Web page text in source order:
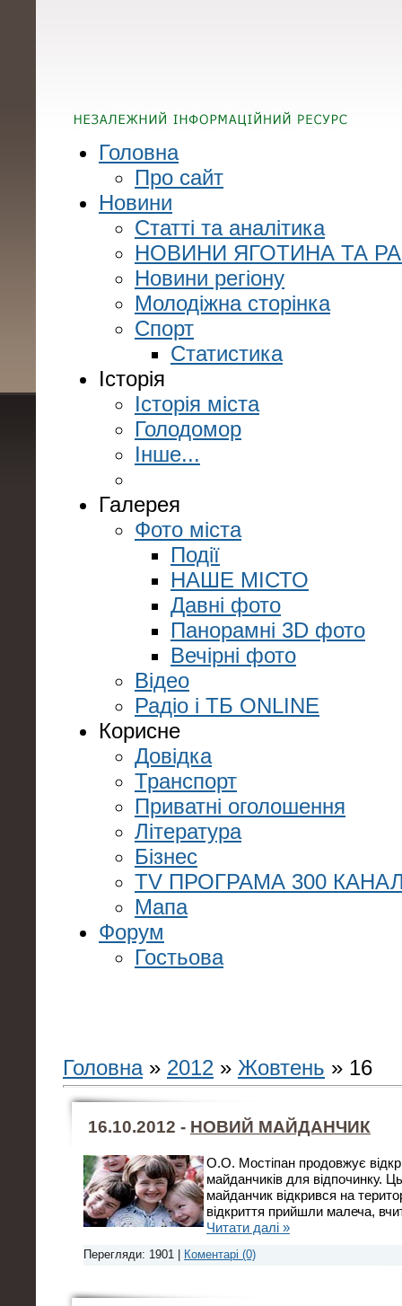
Головна
Про сайт
Новини
Статті та аналітика
НОВИНИ ЯГОТИНА ТА
Новини регіону
Молодіжна сторінка
Спорт
Статистика
Історія
Історія міста
Голодомор
Інше...
Галерея
Фото міста
Події
НАШЕ МІСТО
Давні фото
Панорамні 3D фото
Вечірні фото
Відео
Радіо і ТБ ONLINE
Корисне
Довідка
Транспорт
Приватні оголошення
Література
Бізнес
TV ПРОГРАМА 300
Мапа
Форум
Гостьова
Головна» 2012 » Жовтень » 16
16.10.2012 - НОВИЙ МАЙДАНЧИК
О.О. Мостіпан продовжує
майданчиків для відпочинку.
майданчик відкрився на
відкриття прийшли малеча,
Читати далі »
Перегляди: 1901 | Коментарі (0)